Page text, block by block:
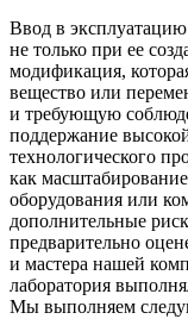
Ввод в
не только при ее
модификация,
вещество или
и требующую
поддержание
технологического
как
оборудования или
дополнительные
предварительно
и мастера нашей
лаборатория
Мы выполняем